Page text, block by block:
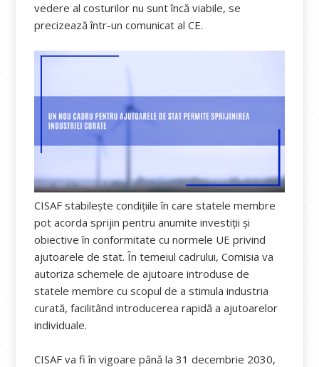
vedere al costurilor nu sunt încă viabile, se
precizează într-un comunicat al CE.
CISAF stabilește condițiile în care statele membre
pot acorda sprijin pentru anumite investiții și
obiective în conformitate cu normele UE privind
ajutoarele de stat. În temeiul cadrului, Comisia va
autoriza schemele de ajutoare introduse de
statele membre cu scopul de a stimula industria
curată, facilitând introducerea rapidă a ajutoarelor
individuale.
CISAF va fi în vigoare până la 31 decembrie 2030,